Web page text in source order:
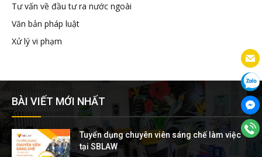
Tư vấn về đầu tư ra nước ngoài
Văn bản pháp luật
Xử lý vi phạm
BÀI VIẾT MỚI NHẤT
Tuyển dụng chuyên viên sáng chế làm việc
tại SBLAW